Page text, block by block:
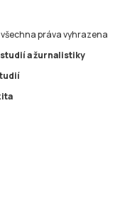
práva vyhrazena
a žurnalistiky